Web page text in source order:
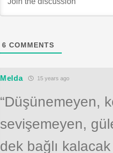
6 COMMENTS
Melda 15 years ago
“Düşünemeyen,
sevişemeyen,
dek bağlı